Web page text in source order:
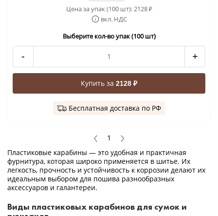
Цена за упак (100 шт): 2128₽
вкл. НДС
Выберите кол-во упак (100 шт)
- +
Купить за 2128 ₽
Бесплатная доставка по РФ
1
Пластиковые карабины — это удобная и практичная
фурнитура, которая широко применяется в шитье. Их
легкость, прочность и устойчивость к коррозии делают их
идеальным выбором для пошива разнообразных
аксессуаров и галантереи.
Виды пластиковых карабинов для сумок и